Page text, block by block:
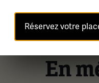
MORTS DE
KANSAS
En
Réservez votre